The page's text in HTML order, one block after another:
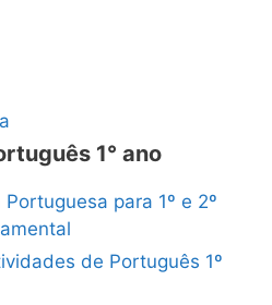
1° ano
para 1º e 2º
de Português 1º